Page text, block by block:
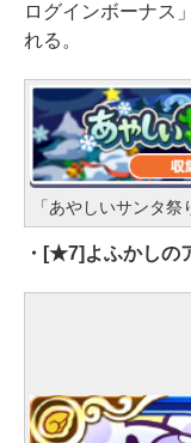
ログインボーナス
れる。
「あやしいサンタ祭
・[★7]よふかしの